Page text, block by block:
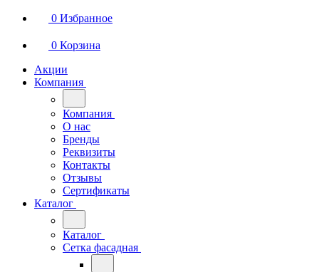
0 Избранное
0 Корзина
Акции
Компания
Компания
О нас
Бренды
Реквизиты
Контакты
Отзывы
Сертификаты
Каталог
Каталог
Сетка фасадная